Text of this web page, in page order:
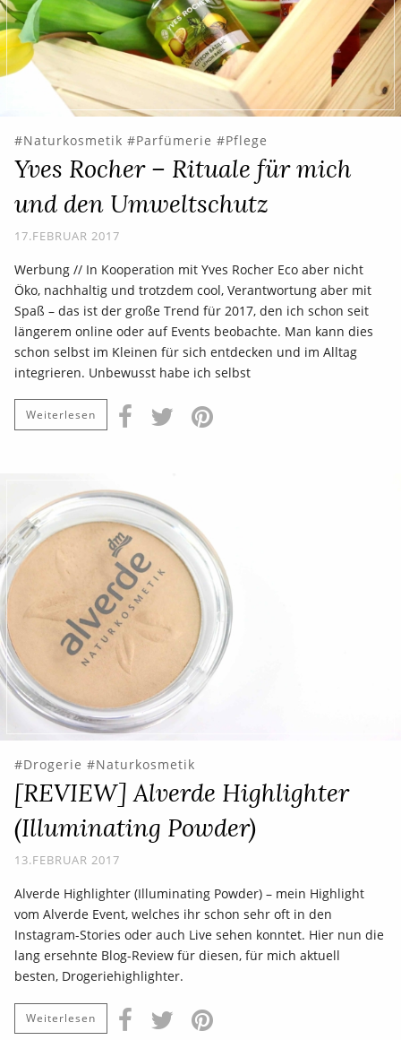
Naturkosmetik Parfümerie Pflege
Yves Rocher – Rituale für mich
und den Umweltschutz
17.FEBRUAR 2017
Werbung // In Kooperation mit Yves Rocher Eco aber nicht
Öko, nachhaltig und trotzdem cool, Verantwortung aber mit
Spaß – das ist der große Trend für 2017, den ich schon seit
längerem online oder auf Events beobachte. Man kann dies
schon selbst im Kleinen für sich entdecken und im Alltag
integrieren. Unbewusst habe ich selbst
Weiterlesen
Drogerie Naturkosmetik
[REVIEW] Alverde Highlighter
(Illuminating Powder)
13.FEBRUAR 2017
Alverde Highlighter (Illuminating Powder) – mein Highlight
vom Alverde Event, welches ihr schon sehr oft in den
Instagram-Stories oder auch Live sehen konntet. Hier nun die
lang ersehnte Blog-Review für diesen, für mich aktuell
besten, Drogeriehighlighter.
Weiterlesen